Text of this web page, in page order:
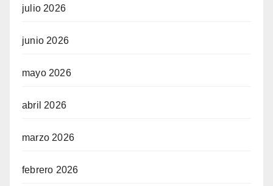
julio 2026
junio 2026
mayo 2026
abril 2026
marzo 2026
febrero 2026